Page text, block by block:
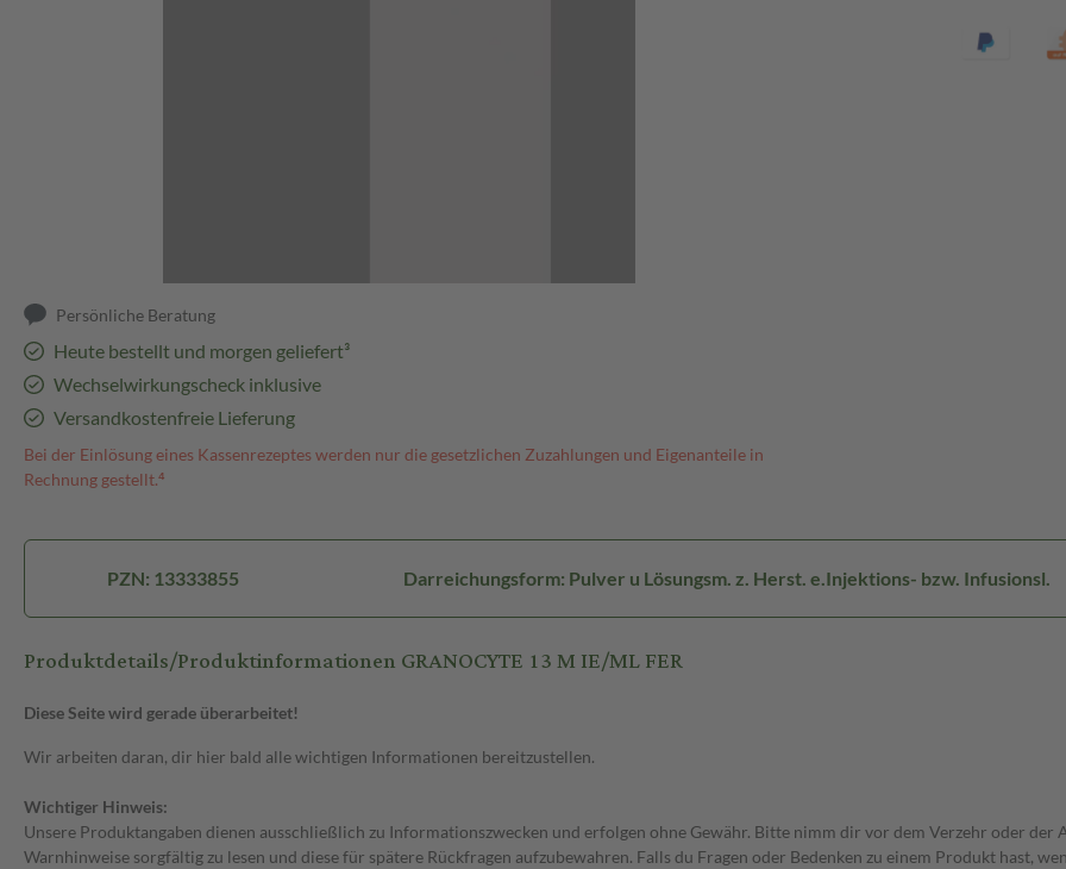
Persönliche Beratung
Heute bestellt und morgen geliefert³
Wechselwirkungscheck inklusive
Versandkostenfreie Lieferung
Bei der Einlösung eines Kassenrezeptes werden nur die gesetzlichen Zuzahlungen und Eigenanteile in
Rechnung gestellt.⁴
PZN: 13333855 Darreichungsform: Pulver u Lösungsm. z. Herst. e.Injektions- bzw. Infusionsl.
Produktdetails/Produktinformationen GRANOCYTE 13 M IE/ML FER
Diese Seite wird gerade überarbeitet!
Wir arbeiten daran, dir hier bald alle wichtigen Informationen bereitzustellen.
Wichtiger Hinweis:
Unsere Produktangaben dienen ausschließlich zu Informationszwecken und erfolgen ohne Gewähr. Bitte nimm dir vor dem Verzehr oder
Warnhinweise sorgfältig zu lesen und diese für spätere Rückfragen aufzubewahren. Falls du Fragen oder Bedenken zu einem Produkt hast,